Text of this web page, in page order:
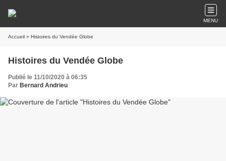
MENU
Accueil » Histoires du Vendée Globe
Histoires du Vendée Globe
Publié le 11/10/2020 à 06:35
Par Bernard Andrieu